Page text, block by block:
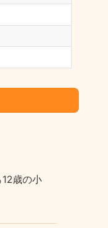
歳の小